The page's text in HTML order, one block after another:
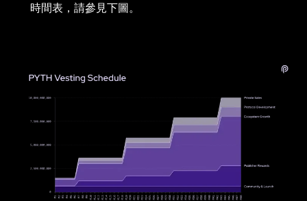
時間表，請參見下圖。